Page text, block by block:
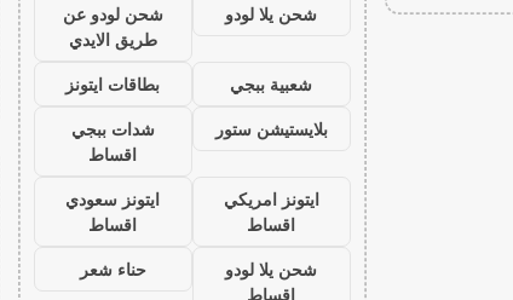
شحن يلا لودو
شحن لودو عن
طريق الايدي
شعبية ببجي
بطاقات ايتونز
بلايستيشن ستور
شدات ببجي
اقساط
ايتونز امريكي
اقساط
ايتونز سعودي
اقساط
شحن يلا لودو
اقساط
حناء شعر